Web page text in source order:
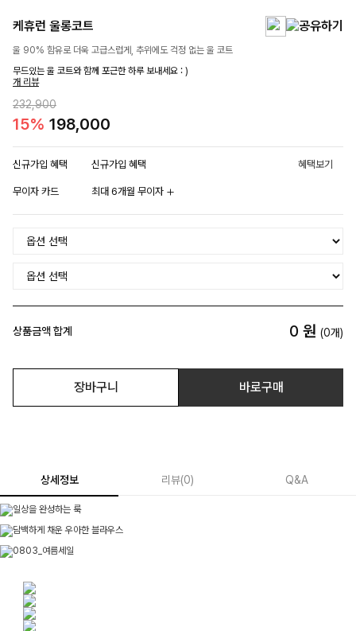
케휴런 울롱코트
울 90% 함유로 더욱 고급스럽게, 추위에도 걱정 없는 울 코트
무드있는 울 코트와 함께 포근한 하루 보내세요 : )
개 리뷰
232,900
15% 198,000
신규가입 혜택 신규가입 혜택 혜택보기
무이자 카드 최대 6개월 무이자
상품금액 합계 0 원 (0개)
장바구니 바로구매
상세정보 리뷰(0) Q&A